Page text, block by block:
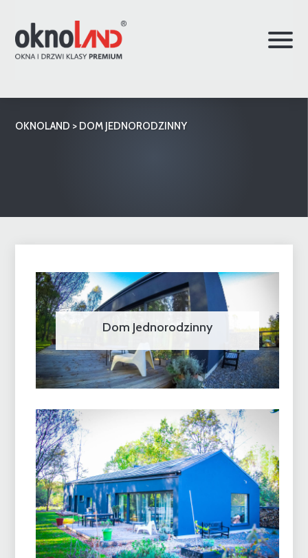
OKNOLAND > DOM JEDNORODZINNY
Dom Jednorodzinny